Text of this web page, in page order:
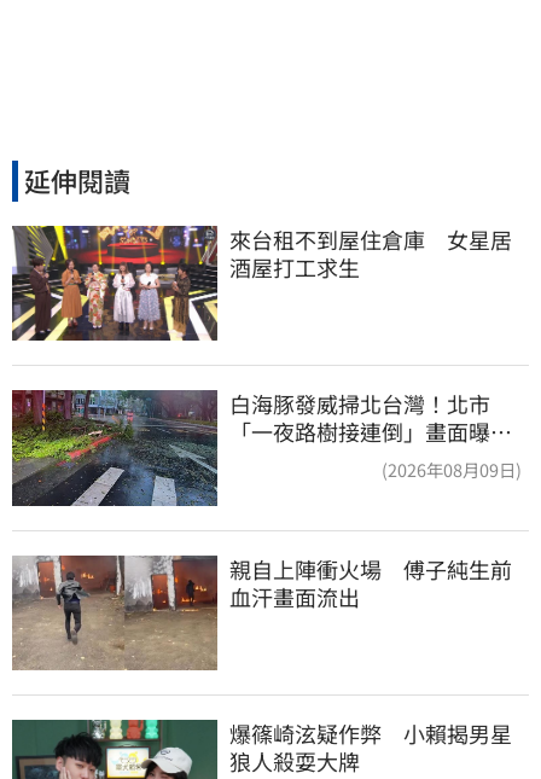
延伸閱讀
來台租不到屋住倉庫　女星居
酒屋打工求生
白海豚發威掃北台灣！北市
「一夜路樹接連倒」畫面曝
15米巨樹躺路中央(2026年08月09日)
親自上陣衝火場　傅子純生前
血汗畫面流出
爆篠崎泫疑作弊　小賴揭男星
狼人殺耍大牌